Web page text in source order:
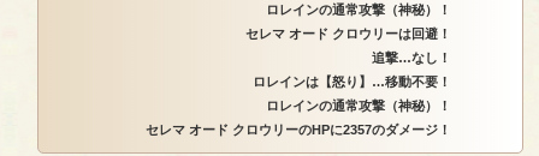
ロレインの通常攻撃（神秘）！
セレマ オード クロウリーは回避！
追撃…なし！
ロレインは【怒り】…移動不要！
ロレインの通常攻撃（神秘）！
セレマ オード クロウリーのHPに2357のダメージ！